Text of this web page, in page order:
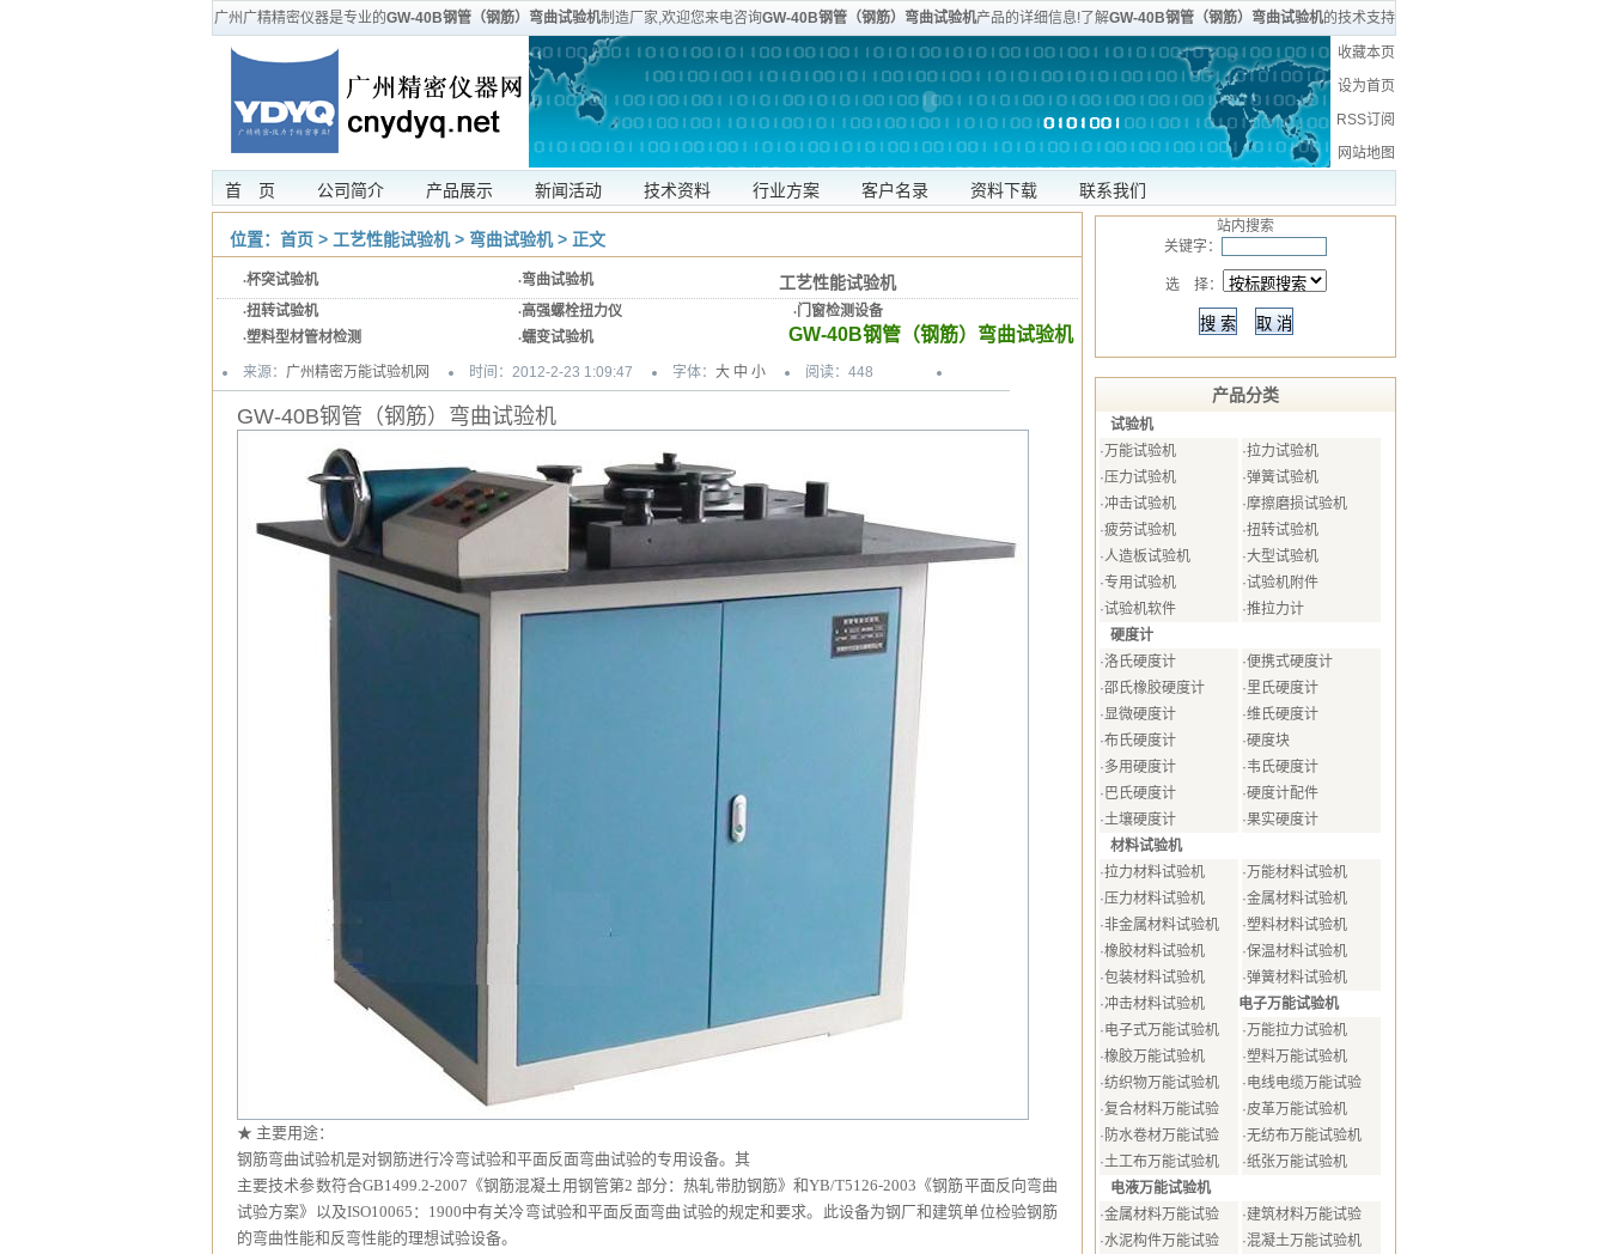
广州广精精密仪器是专业的GW-40B钢管（钢筋）弯曲试验机制造厂家,欢迎您来电咨询GW-40B钢管（钢筋）弯曲试验机产品的详细信息!了解GW-40B钢管（钢筋）弯曲试验机的技术支持
和安装维修等服务。服务专线:020-80905357
收藏本页
设为首页
RSS订阅
网站地图
首 页 公司简介 产品展示 新闻活动 技术资料 行业方案 客户名录 资料下载 联系我们
位置： 首页 > 工艺性能试验机> 弯曲试验机> 正文
工艺性能试验机
·杯突试验机 ·弯曲试验机
·扭转试验机 ·高强螺栓扭力仪 ·门窗检测设备
·塑料型材管材检测 ·蠕变试验机 GW-40B钢管（钢筋）弯曲试验机
来源： 广州精密万能试验机网 时间：2012-2-23 1:09:47 字体： 大 中 小 阅读： 448
GW-40B钢管（钢筋）弯曲试验机
★ 主要用途：
钢筋弯曲试验机是对钢筋进行冷弯试验和平面反面弯曲试验的专用设备。其
主要技术参数符合GB1499.2-2007 《钢筋混凝土用钢管第2部分：热轧带肋钢筋》和YB/T5126-2003 《钢筋平面反向弯曲
试验方案》以及ISO10065 ： 1900中有关冷弯试验和平面反面弯曲试验的规定和要求。此设备为钢厂和建筑单位检验钢筋
的弯曲性能和反弯性能的理想试验设备。
站内搜索
关键字：
选 择：
产品分类
试验机
·万能试验机 ·拉力试验机
·压力试验机 ·弹簧试验机
·冲击试验机 ·摩擦磨损试验机
·疲劳试验机 ·扭转试验机
·人造板试验机 ·大型试验机
·专用试验机 ·试验机附件
·试验机软件 ·推拉力计
硬度计
·洛氏硬度计 ·便携式硬度计
·邵氏橡胶硬度计 ·里氏硬度计
·显微硬度计 ·维氏硬度计
·布氏硬度计 ·硬度块
·多用硬度计 ·韦氏硬度计
· 巴氏硬度计 ·硬度计配件
·土壤硬度计 ·果实硬度计
材料试验机
·拉力材料试验机 ·万能材料试验机
·压力材料试验机 ·金属材料试验机
·非金属材料试验机 ·塑料材料试验机
·橡胶材料试验机 ·保温材料试验机
·包装材料试验机 ·弹簧材料试验机
·冲击材料试验机 电子万能试验机
·电子式万能试验机 ·万能拉力试验机
·橡胶万能试验机 ·塑料万能试验机
·纺织物万能试验机 ·电线电缆万能试验
·复合材料万能试验 ·皮革万能试验机
· 防水卷材万能试验 ·无纺布万能试验机
·土工布万能试验机 ·纸张万能试验机
电液万能试验机
·金属材料万能试验 ·建筑材料万能试验
·水泥构件万能试验 ·混凝土万能试验机